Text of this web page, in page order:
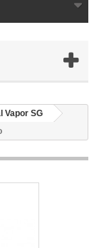
Vapor SG